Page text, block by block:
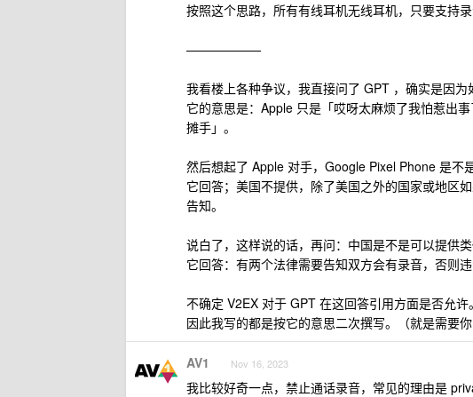
按照这个思路，所有有线耳机无线耳机，只要支持录
——————
我看楼上各种争议，我直接问了 GPT ，确实是因为
它的意思是：Apple 只是「哎呀太麻烦了我怕惹出
摊手」。
然后想起了 Apple 对手，Google Pixel Phone 是不
它回答；美国不提供，除了美国之外的国家或地区
告知。
说白了，这样说的话，再问：中国是不是可以提供类
它回答：有两个法律需要告知双方会有录音，否则
不确定 V2EX 对于 GPT 在这回答引用方面是否允许。
因此我写的都是按它的意思二次撰写。（就是需要
AV1 Nov 16, 2023
我比较好奇一点，禁止通话录音，常见的理由是